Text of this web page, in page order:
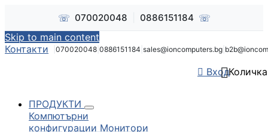
☏ 070020048 0886151184 ☏
Skip to main content
Контакти
070020048 0886151184 sales@ioncomputers.bg
 Вход
Количка
ПРОДУКТИ
Компютърни
конфигурации Монитори